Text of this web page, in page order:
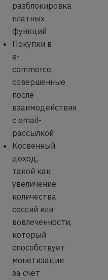
разблокировка
платных
функций
Покупки в
e-
commerce,
совершенные
после
взаимодействия
с email-
рассылкой
Косвенный
доход,
такой как
увеличение
количества
сессий или
вовлеченности,
который
способствует
монетизации
за счет